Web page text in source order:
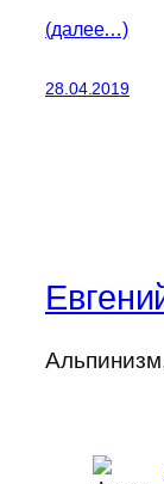
(далее…)
28.04.2019